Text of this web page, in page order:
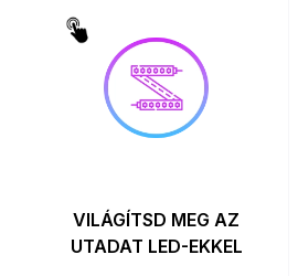
VILÁGÍTSD MEG AZ
UTADAT LED-EKKEL